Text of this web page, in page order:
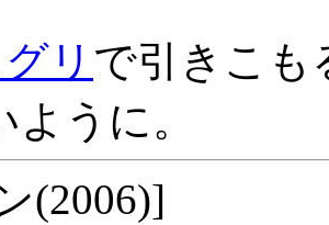
リ で引きこも
うに。
(2006)]